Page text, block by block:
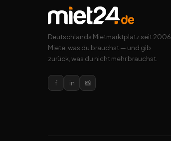
Deutschlands Mietmarktplatz seit 2006.
Miete, was du brauchst — und gib
zurück, was du nicht mehr brauchst.
f in 📸